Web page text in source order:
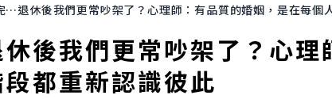
…退休後我們更常吵架了？心理師：有品質的婚姻，是在每個
後我們更常吵架了？心理
都重新認識彼此